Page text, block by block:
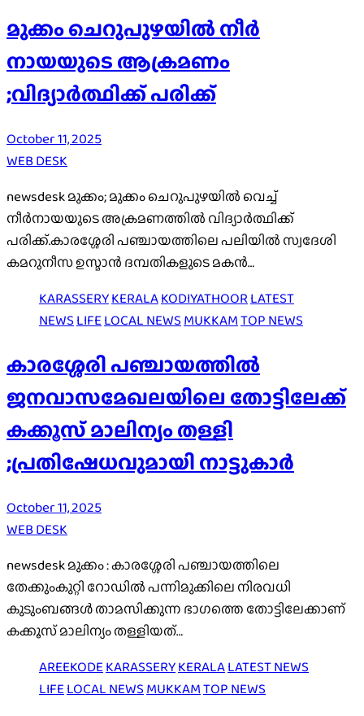
മുക്കം ചെറുപുഴയിൽ നീർ
നായയുടെ ആക്രമണം
;വിദ്യാർത്ഥിക്ക് പരിക്ക്
October 11, 2025
WEB DESK
newsdesk മുക്കം; മുക്കം ചെറുപുഴയിൽ വെച്ച്
നീർനായയുടെ അക്രമണത്തിൽ വിദ്യാർത്ഥിക്ക്
പരിക്ക്.കാരശ്ശേരി പഞ്ചായത്തിലെ പലിയിൽ സ്വദേശി
കമറുനീസ ഉസ്മാൻ ദമ്പതികളുടെ മകൻ…
KARASSERYKERALAKODIYATHOORLATEST
NEWSLIFELOCAL NEWSMUKKAMTOP NEWS
കാരശ്ശേരി പഞ്ചായത്തിൽ
ജനവാസമേഖലയിലെ തോട്ടിലേക്ക്
കക്കൂസ് മാലിന്യം തള്ളി
;പ്രതിഷേധവുമായി നാട്ടുകാർ
October 11, 2025
WEB DESK
newsdesk മുക്കം : കാരശ്ശേരി പഞ്ചായത്തിലെ
തേക്കുംകുറ്റി റോഡിൽ പന്നിമുക്കിലെ നിരവധി
കുടുംബങ്ങൾ താമസിക്കുന്ന ഭാഗത്തെ തോട്ടിലേക്കാണ്
കക്കൂസ് മാലിന്യം തള്ളിയത്…
AREEKODE KARASSERYKERALALATEST NEWS
LIFE LOCAL NEWS MUKKAMTOP NEWS